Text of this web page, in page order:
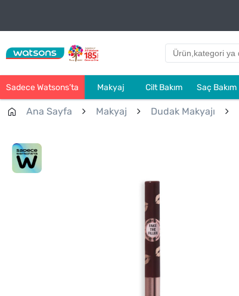
Sadece Watsons’ta Makyaj Cilt Bakım Saç Bakım
Ana Sayfa Makyaj Dudak Makyajı